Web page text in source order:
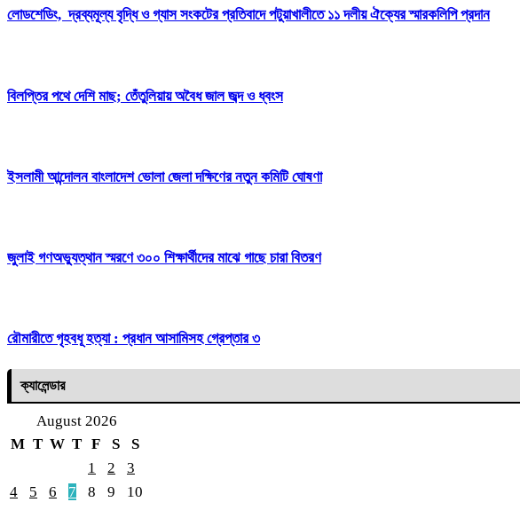
লোডশেডিং, দ্রব্যমূল্য বৃদ্ধি ও গ্যাস সংকটের প্রতিবাদে পটুয়াখালীতে ১১ দলীয় ঐক্যের স্মারকলিপি প্রদান
বিলপ্তির পথে দেশি মাছ; তেঁতুলিয়ায় অবৈধ জাল জব্দ ও ধ্বংস
ইসলামী আন্দোলন বাংলাদেশ ভোলা জেলা দক্ষিণের নতুন কমিটি ঘোষণা
জুলাই গণঅভ্যুত্থান স্মরণে ৩০০ শিক্ষার্থীদের মাঝে গাছে চারা বিতরণ
রৌমারীতে গৃহবধূ হত্যা : প্রধান আসামিসহ গ্রেপ্তার ৩
ক্যালেন্ডার
August 2026
M T W T F S
S
1
2
3
4
5 6 7 8 9
10